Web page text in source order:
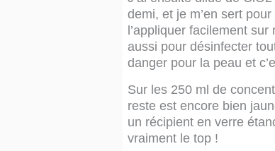
demi, et je m’en sert
l’appliquer facilement
aussi pour désinfecter
danger pour la peau et
Sur les 250 ml de
reste est encore bien
un récipient en verre
vraiment le top !